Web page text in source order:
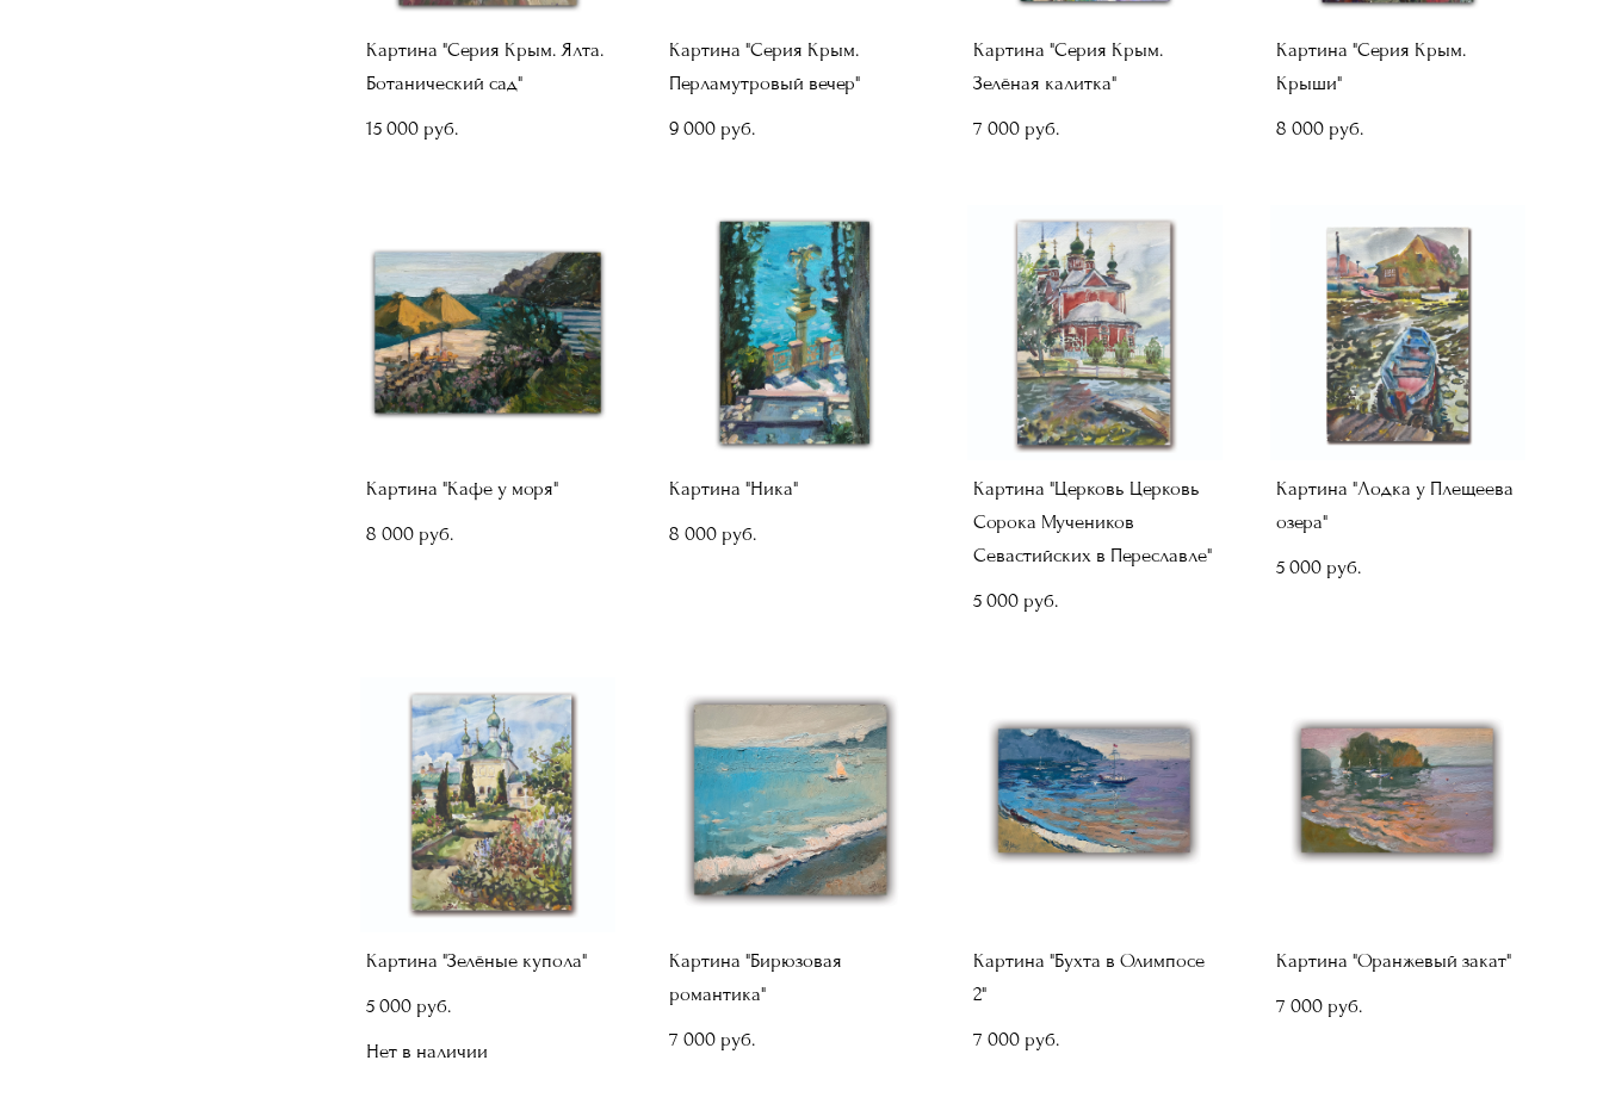
Картина "Серия Крым. Ялта.
Ботанический сад"
15 000 pуб.
Картина "Серия Крым.
Перламутровый вечер"
9 000 pуб.
Картина "Серия Крым.
Зелёная калитка"
7 000 pуб.
Картина "Серия Крым.
Крыши"
8 000 pуб.
Картина "Кафе у моря"
8 000 pуб.
Картина "Ника"
8 000 pуб.
Картина "Церковь Церковь
Сорока Мучеников
Севастийских в Переславле"
5 000 pуб.
Картина "Лодка у Плещеева
озера"
5 000 pуб.
Картина "Зелёные купола"
5 000 pуб.
Нет в наличии
Картина "Бирюзовая
романтика"
7 000 pуб.
Картина "Бухта в Олимпосе
2"
7 000 pуб.
Картина "Оранжевый закат"
7 000 pуб.